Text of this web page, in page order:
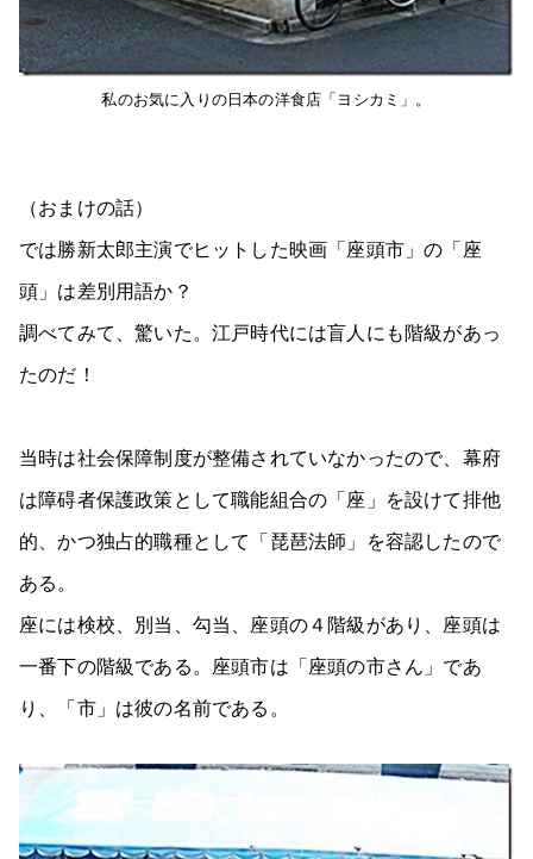
私のお気に入りの日本の洋食店「ヨシカミ」。
（おまけの話）
では勝新太郎主演でヒットした映画「座頭市」の「座
頭」は差別用語か？
調べてみて、驚いた。江戸時代には盲人にも階級があっ
たのだ！
当時は社会保障制度が整備されていなかったので、幕府
は障碍者保護政策として職能組合の「座」を設けて排他
的、かつ独占的職種として「琵琶法師」を容認したので
ある。
座には検校、別当、勾当、座頭の４階級があり、座頭は
一番下の階級である。座頭市は「座頭の市さん」であ
り、「市」は彼の名前である。